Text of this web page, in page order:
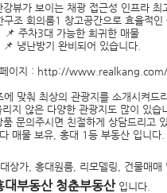
강뷰가 보이는 채광 접근성 인프라 최
구조 회의룸1 창고공간으로 효율적인
📌 주차3대 가능한 희귀한 매물
📌 냉난방기 완비되어 있습니다.
이지 : http://www.realkang.com/
에 맞춰 최상의 관광지를 소개시켜드
지 않은 다양한 관광지도 많이 있습
품 문의주시면 친절하게 상담드리고
매물 보유, 홍대 1등 부동산 입니다.
상가, 홍대원룸, 리모델링, 건물매매
대부동산 청춘부동산입니다.